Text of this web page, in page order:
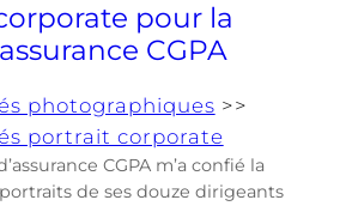
pour la
CGPA
photographiques >>
portrait corporate
CGPA m’a confié la
de ses douze dirigeants